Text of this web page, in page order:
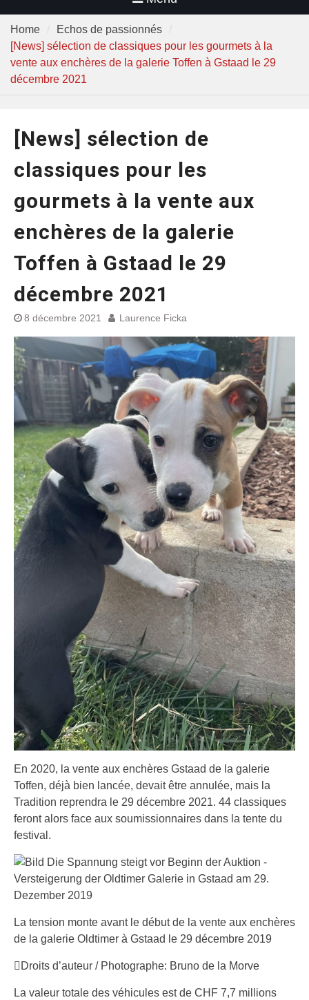
Home
Echos de passionnés
[News] sélection de classiques pour les gourmets à la
vente aux enchères de la galerie Toffen à Gstaad le 29
décembre 2021
[News] sélection de
classiques pour les
gourmets à la vente aux
enchères de la galerie
Toffen à Gstaad le 29
décembre 2021
8 décembre 2021 Laurence Ficka
En 2020, la vente aux enchères Gstaad de la galerie
Toffen, déjà bien lancée, devait être annulée, mais la
Tradition reprendra le 29 décembre 2021. 44 classiques
feront alors face aux soumissionnaires dans la tente du
festival.
La tension monte avant le début de la vente aux enchères
de la galerie Oldtimer à Gstaad le 29 décembre 2019
Droits d’auteur / Photographe: Bruno de la Morve
La valeur totale des véhicules est de CHF 7,7 millions